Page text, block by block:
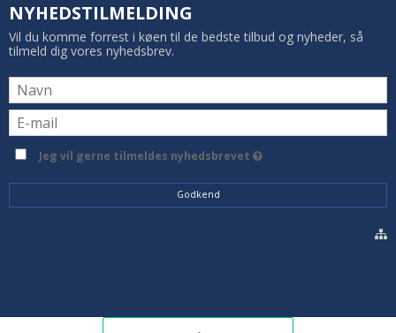
NYHEDSTILMELDING
Vil du komme forrest i køen til de bedste tilbud og nyheder, så
tilmeld dig vores nyhedsbrev.
Jeg vil gerne tilmeldes nyhedsbrevet
Godkend